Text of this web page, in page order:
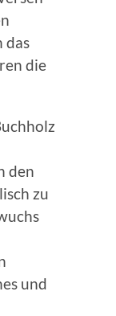
das
die
den
zu
und